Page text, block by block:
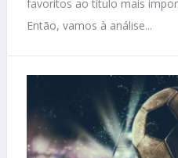
favoritos ao título mais
Então, vamos à análise...